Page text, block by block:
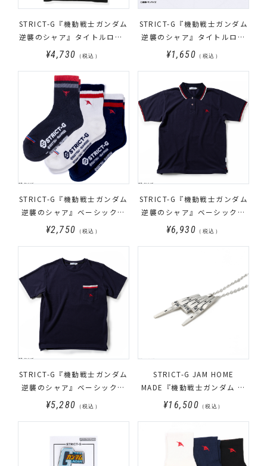
STRICT-G『機動戦士ガンダム
逆襲のシャア』タイトルロゴT
シャツ
¥4,730 （税込）
STRICT-G『機動戦士ガンダム
逆襲のシャア』タイトルロゴ
アクリルキーホルダー
¥1,650 （税込）
STRICT-G『機動戦士ガンダム
逆襲のシャア』ベーシックラ
イン入りソックス 3Pセット
¥2,750 （税込）
STRICT-G『機動戦士ガンダム
逆襲のシャア』ベーシックリ
ブライン入りポロシャツ アム
¥6,930 （税込）
STRICT-G『機動戦士ガンダム
逆襲のシャア』ベーシックカ
ノコTシャツ アムロ・レイモ
¥5,280 （税込）
STRICT-G JAM HOME
MADE『機動戦士ガンダム 逆
襲のシャア』フィン・ファン
¥16,500 （税込）